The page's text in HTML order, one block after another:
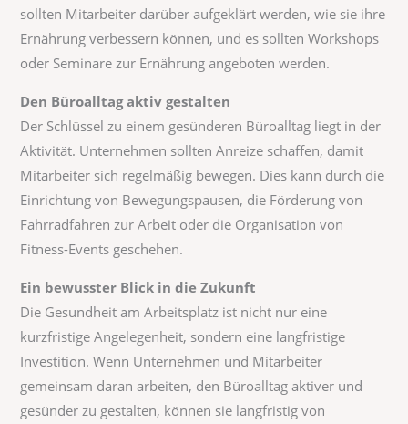
sollten Mitarbeiter darüber aufgeklärt werden, wie sie ihre
Ernährung verbessern können, und es sollten Workshops
oder Seminare zur Ernährung angeboten werden.
Den Büroalltag aktiv gestalten
Der Schlüssel zu einem gesünderen Büroalltag liegt in der
Aktivität. Unternehmen sollten Anreize schaffen, damit
Mitarbeiter sich regelmäßig bewegen. Dies kann durch die
Einrichtung von Bewegungspausen, die Förderung von
Fahrradfahren zur Arbeit oder die Organisation von
Fitness-Events geschehen.
Ein bewusster Blick in die Zukunft
Die Gesundheit am Arbeitsplatz ist nicht nur eine
kurzfristige Angelegenheit, sondern eine langfristige
Investition. Wenn Unternehmen und Mitarbeiter
gemeinsam daran arbeiten, den Büroalltag aktiver und
gesünder zu gestalten, können sie langfristig von